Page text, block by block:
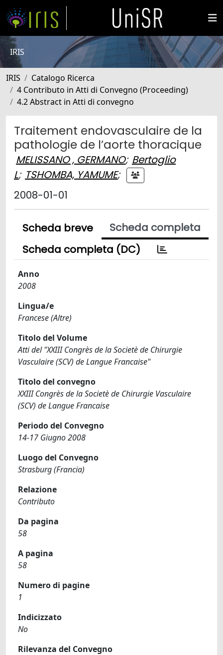
IRIS
IRIS
Catalogo Ricerca
4 Contributo in Atti di Convegno (Proceeding)
4.2 Abstract in Atti di convegno
Traitement endovasculaire de la
pathologie de l’aorte thoracique
MELISSANO , GERMANO; Bertoglio
L; TSHOMBA, YAMUME;
2008-01-01
Scheda breve
Scheda completa
Scheda completa (DC)
Anno
2008
Lingua/e
Francese (Altre)
Titolo del Volume
Atti del "XXIII Congrès de la Societè de Chirurgie
Vasculaire (SCV) de Langue Francaise"
Titolo del convegno
XXIII Congrès de la Societè de Chirurgie Vasculaire
(SCV) de Langue Francaise
Periodo del Convegno
14-17 Giugno 2008
Luogo del Convegno
Strasburg (Francia)
Relazione
Contributo
Da pagina
58
A pagina
58
Numero di pagine
1
Indicizzato
No
Rilevanza del Convegno